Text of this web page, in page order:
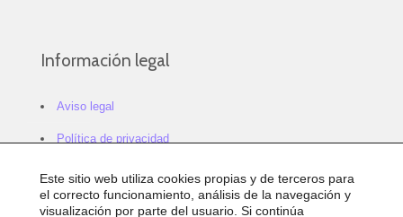
Información legal
Aviso legal
Política de privacidad
Política de cookies
Configurar cookies
Este sitio web utiliza cookies propias y de terceros para
el correcto funcionamiento, análisis de la navegación y
visualización por parte del usuario. Si continúa